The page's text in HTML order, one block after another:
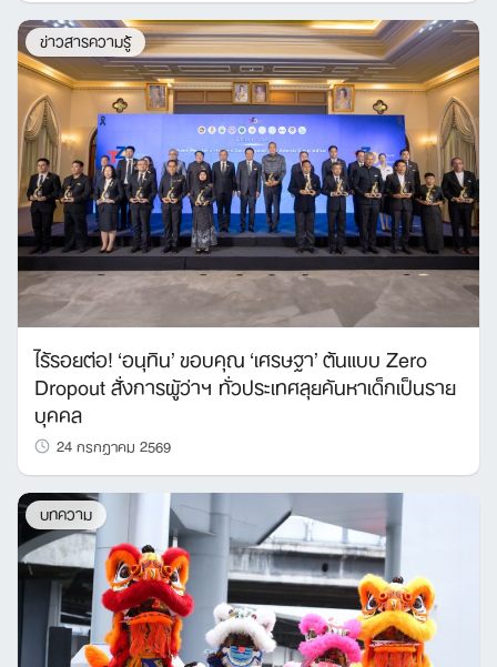
ข่าวสารความรู้
ไร้รอยต่อ! ‘อนุทิน’ ขอบคุณ ‘เศรษฐา’ ต้นแบบ Zero
Dropout สั่งการผู้ว่าฯ ทั่วประเทศลุยค้นหาเด็กเป็นราย
บุคคล
24 กรกฎาคม 2569
บทความ